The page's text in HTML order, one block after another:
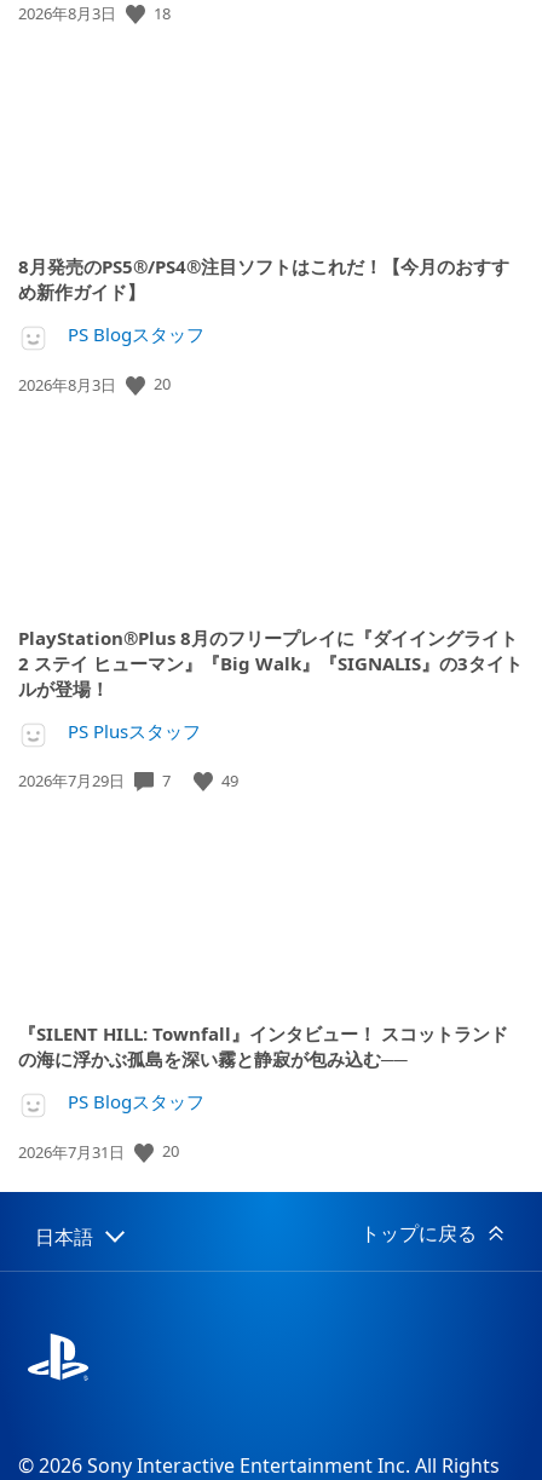
公
2026年8月3日 18
8月発売のPS5®/PS4®注目ソフトはこれだ！【今月のおすす
め新作ガイド】
PS Blogスタッフ
公
2026年8月3日 20
PlayStation®Plus 8月のフリープレイに『ダイイングライト
2 ステイ ヒューマン』『Big Walk』『SIGNALIS』の3タイト
ルが登場！
PS Plusスタッフ
公
2026年7月29日 7 49
『SILENT HILL: Townfall』インタビュー！ スコットランド
の海に浮かぶ孤島を深い霧と静寂が包み込む──
PS Blogスタッフ
公
日:
2026年7月31日 20
Select
a
Current
region:
日本語 トップに戻る
© 2026 Sony Interactive Entertainment Inc. All Rights